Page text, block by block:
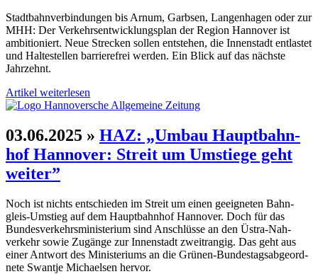
Stadtbahn­ver­bindungen bis Arnum, Garbsen, Langen­hagen oder zur
MHH: Der Verkehrs­ent­wick­lungs­plan der Region Hannover ist
ambitio­niert. Neue Strecken sollen entstehen, die Innen­stadt ent­lastet
und Halte­stellen barriere­frei werden. Ein Blick auf das nächste
Jahrzehnt.
Artikel weiterlesen
03.06.2025 » HAZ: „Umbau Haupt­bahn­
hof Hannover: Streit um Umstiege geht
weiter”
Noch ist nichts ent­schieden im Streit um einen geeig­neten Bahn­
gleis-Umstieg auf dem Haupt­bahnhof Hannover. Doch für das
Bundes­verkehrs­ministerium sind Anschlüsse an den Üstra-Nah­
verkehr sowie Zugänge zur Innen­stadt zweit­rangig. Das geht aus
einer Antwort des Ministeriums an die Grünen-Bundes­tags­abgeord­
nete Swantje Micha­elsen hervor.